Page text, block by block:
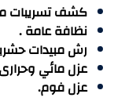
كشف تسريبات
نظافة عامة .
رش مبيدات
عزل مائي
عزل فوم.